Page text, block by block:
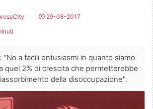
29-08-2017
"No a facili entusiasmi in quanto siamo
quel 2% di crescita che permetterebbe
della disoccupazione".